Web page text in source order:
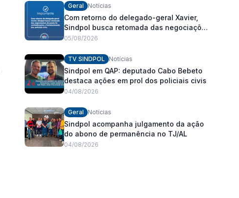
Geral Notícias
Com retorno do delegado-geral Xavier,
Sindpol busca retomada das negociações
da pauta de reivindicações e
05/08/2026
TV SINDPOL Notícias
Sindpol em QAP: deputado Cabo Bebeto
destaca ações em prol dos policiais civis
04/08/2026
Geral Notícias
Sindpol acompanha julgamento da ação
do abono de permanência no TJ/AL
04/08/2026